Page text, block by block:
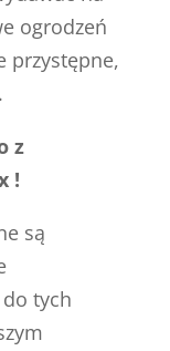
ogrodzeń
przystępne,
z
!
są
tych